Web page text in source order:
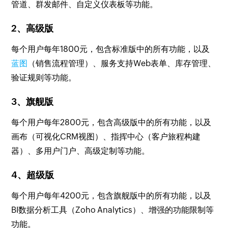
管道、群发邮件、自定义仪表板等功能。
2、高级版
每个用户每年1800元，包含标准版中的所有功能，以及
蓝图 （销售流程管理）、服务支持Web表单、库存管理、
验证规则等功能。
3、旗舰版
每个用户每年2800元，包含高级版中的所有功能，以及
画布（可视化CRM视图）、指挥中心（客户旅程构建
器）、多用户门户、高级定制等功能。
4、超级版
每个用户每年4200元，包含旗舰版中的所有功能，以及
BI数据分析工具（Zoho Analytics）、增强的功能限制等
功能。